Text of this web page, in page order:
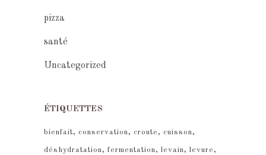
pizza
santé
Uncategorized
ÉTIQUETTES
bienfait conservation croute cuisson
déshydratation fermentation levain levure